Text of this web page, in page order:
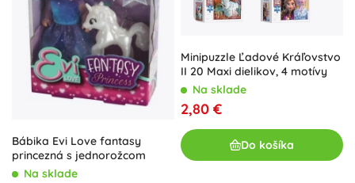
Bábika Evi Love fantasy
princezná s jednorožcom
Na sklade
Minipuzzle Ľadové Kráľovstvo
II 20 Maxi dielikov, 4 motívy
Na sklade
2,80 €
Do košíka